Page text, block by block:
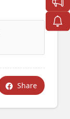
Share